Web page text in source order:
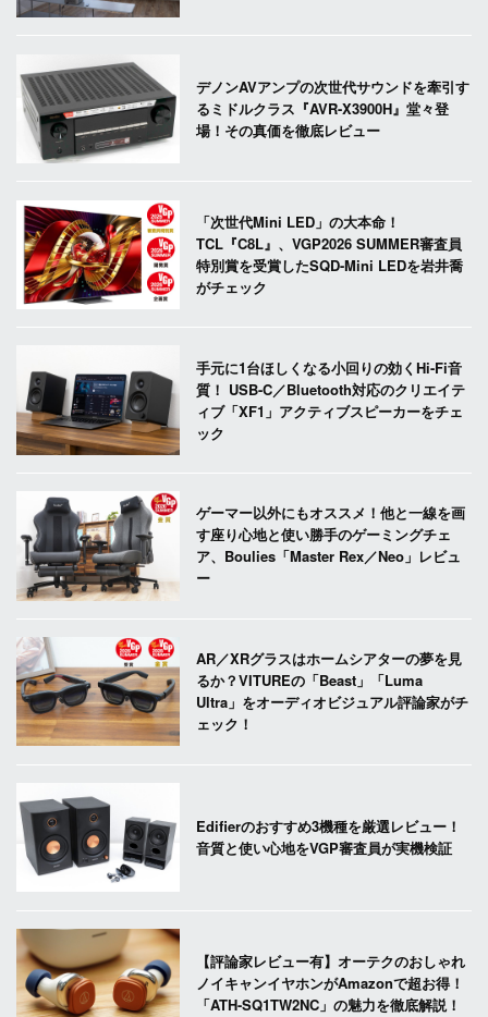
デノンAVアンプの次世代サウンドを牽引す
るミドルクラス『AVR-X3900H』堂々登
場！その真価を徹底レビュー
「次世代Mini LED」の大本命！
TCL『C8L』、VGP2026 SUMMER審査員
特別賞を受賞したSQD-Mini LEDを岩井喬
がチェック
手元に1台ほしくなる小回りの効くHi-Fi音
質！ USB-C／Bluetooth対応のクリエイテ
ィブ「XF1」アクティブスピーカーをチェ
ック
ゲーマー以外にもオススメ！他と一線を画
す座り心地と使い勝手のゲーミングチェ
ア、Boulies「Master Rex／Neo」レビュ
ー
AR／XRグラスはホームシアターの夢を見
るか？VITUREの「Beast」「Luma
Ultra」をオーディオビジュアル評論家がチ
ェック！
Edifierのおすすめ3機種を厳選レビュー！
音質と使い心地をVGP審査員が実機検証
【評論家レビュー有】オーテクのおしゃれ
ノイキャンイヤホンがAmazonで超お得！
「ATH-SQ1TW2NC」の魅力を徹底解説！